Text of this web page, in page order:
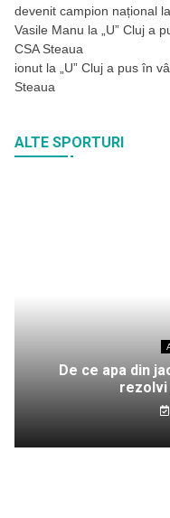
devenit campion național
Vasile Manu la
„U” Cluj a
CSA Steaua
ionut la
„U” Cluj a pus în
Steaua
ALTE SPORTURI
De ce apa din